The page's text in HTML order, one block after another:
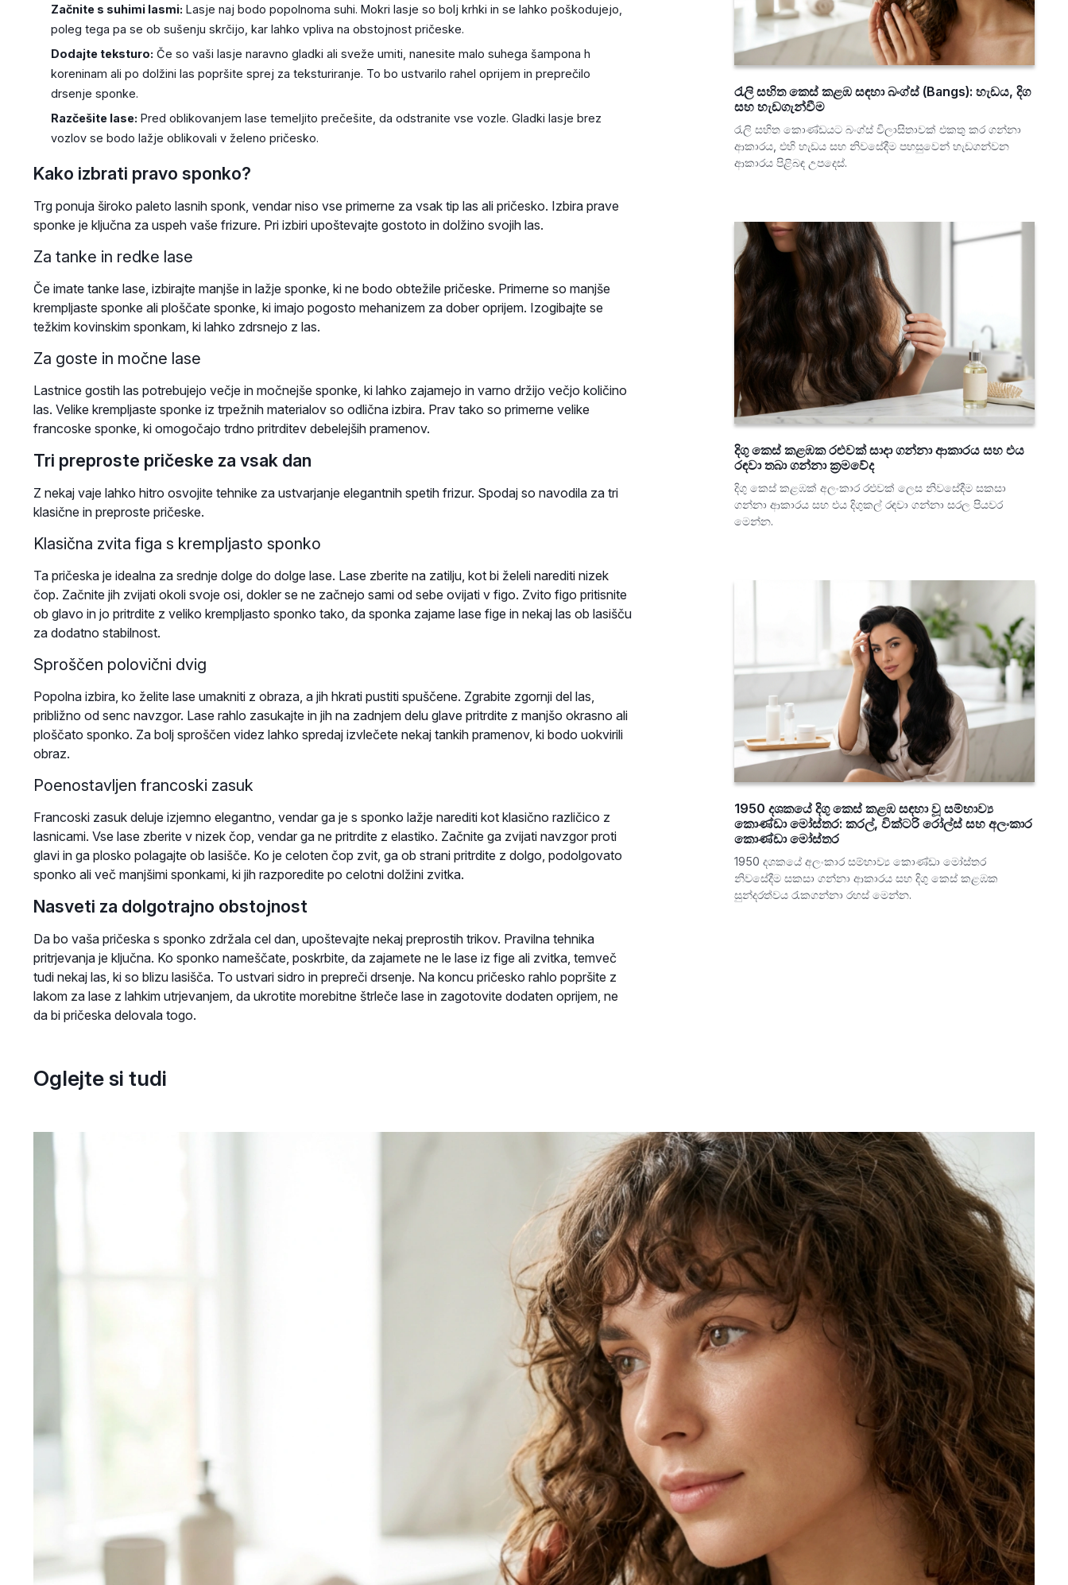
Začnite s suhimi lasmi: Lasje naj bodo popolnoma suhi. Mokri lasje so bolj krhki in se lahko poškodujejo,
poleg tega pa se ob sušenju skrčijo, kar lahko vpliva na obstojnost pričeske.
Dodajte teksturo: Če so vaši lasje naravno gladki ali sveže umiti, nanesite malo suhega šampona h
koreninam ali po dolžini las popršite sprej za teksturiranje. To bo ustvarilo rahel oprijem in preprečilo
drsenje sponke.
Razčešite lase: Pred oblikovanjem lase temeljito prečešite, da odstranite vse vozle. Gladki lasje brez
vozlov se bodo lažje oblikovali v želeno pričesko.
Kako izbrati pravo sponko?
Trg ponuja široko paleto lasnih sponk, vendar niso vse primerne za vsak tip las ali pričesko. Izbira prave
sponke je ključna za uspeh vaše frizure. Pri izbiri upoštevajte gostoto in dolžino svojih las.
Za tanke in redke lase
Če imate tanke lase, izbirajte manjše in lažje sponke, ki ne bodo obtežile pričeske. Primerne so manjše
krempljaste sponke ali ploščate sponke, ki imajo pogosto mehanizem za dober oprijem. Izogibajte se
težkim kovinskim sponkam, ki lahko zdrsnejo z las.
Za goste in močne lase
Lastnice gostih las potrebujejo večje in močnejše sponke, ki lahko zajamejo in varno držijo večjo količino
las. Velike krempljaste sponke iz trpežnih materialov so odlična izbira. Prav tako so primerne velike
francoske sponke, ki omogočajo trdno pritrditev debelejših pramenov.
Tri preproste pričeske za vsak dan
Z nekaj vaje lahko hitro osvojite tehnike za ustvarjanje elegantnih spetih frizur. Spodaj so navodila za tri
klasične in preproste pričeske.
Klasična zvita figa s krempljasto sponko
Ta pričeska je idealna za srednje dolge do dolge lase. Lase zberite na zatilju, kot bi želeli narediti nizek
čop. Začnite jih zvijati okoli svoje osi, dokler se ne začnejo sami od sebe ovijati v figo. Zvito figo pritisnite
ob glavo in jo pritrdite z veliko krempljasto sponko tako, da sponka zajame lase fige in nekaj las ob lasišču
za dodatno stabilnost.
Sproščen polovični dvig
Popolna izbira, ko želite lase umakniti z obraza, a jih hkrati pustiti spuščene. Zgrabite zgornji del las,
približno od senc navzgor. Lase rahlo zasukajte in jih na zadnjem delu glave pritrdite z manjšo okrasno ali
ploščato sponko. Za bolj sproščen videz lahko spredaj izvlečete nekaj tankih pramenov, ki bodo uokvirili
obraz.
Poenostavljen francoski zasuk
Francoski zasuk deluje izjemno elegantno, vendar ga je s sponko lažje narediti kot klasično različico z
lasnicami. Vse lase zberite v nizek čop, vendar ga ne pritrdite z elastiko. Začnite ga zvijati navzgor proti
glavi in ga plosko polagajte ob lasišče. Ko je celoten čop zvit, ga ob strani pritrdite z dolgo, podolgovato
sponko ali več manjšimi sponkami, ki jih razporedite po celotni dolžini zvitka.
Nasveti za dolgotrajno obstojnost
Da bo vaša pričeska s sponko zdržala cel dan, upoštevajte nekaj preprostih trikov. Pravilna tehnika
pritrjevanja je ključna. Ko sponko nameščate, poskrbite, da zajamete ne le lase iz fige ali zvitka, temveč
tudi nekaj las, ki so blizu lasišča. To ustvari sidro in prepreči drsenje. Na koncu pričesko rahlo popršite z
lakom za lase z lahkim utrjevanjem, da ukrotite morebitne štrleče lase in zagotovite dodaten oprijem, ne
da bi pričeska delovala togo.
රැලි සහිත කෙස් කළඹ සඳහා බංග්ස් (Bangs): හැඩය, දිග
සහ හැඩගැන්වීම
රැලි සහිත කොණ්ඩයට බංග්ස් විලාසිතාවක් එකතු කර ගන්නා
ආකාරය, එහි හැඩය සහ නිවසේදීම පහසුවෙන් හැඩගන්වන
ආකාරය පිළිබඳ උපදෙස්.
දිගු කෙස් කළඹක රළුවක් සාදා ගන්නා ආකාරය සහ එය
රඳවා තබා ගන්නා ක්‍රමවේද
දිගු කෙස් කළඹක් අලංකාර රළුවක් ලෙස නිවසේදීම සකසා
ගන්නා ආකාරය සහ එය දිගුකල් රඳවා ගන්නා සරල පියවර
මෙන්න.
1950 දශකයේ දිගු කෙස් කළඹ සඳහා වූ සම්භාව්‍ය
කොණ්ඩා මෝස්තර: කරල්, වික්ටරි රෝල්ස් සහ අලංකාර
කොණ්ඩා මෝස්තර
1950 දශකයේ අලංකාර සම්භාව්‍ය කොණ්ඩා මෝස්තර
නිවසේදීම සකසා ගන්නා ආකාරය සහ දිගු කෙස් කළඹක
සුන්දරත්වය රැකගන්නා රහස් මෙන්න.
Oglejte si tudi